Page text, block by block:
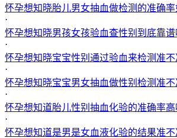
怀孕想知晓胎儿男女抽血做检测的准确率
·
怀孕想知晓男孩女孩验血查性别到底靠谱
·
怀孕想知晓宝宝性别通过验血来检测准不
·
怀孕想知晓宝宝男女抽血做性别检测准不
·
怀孕想知道胎儿性别抽血化验的准确率高
·
怀孕想知道是男是女血液化验的结果准不